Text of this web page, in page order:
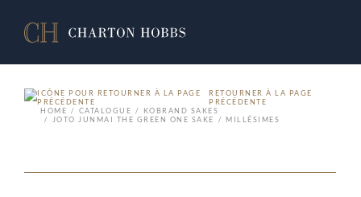
RETOURNER À LA PAGE
PRÉCÉDENTE
HOME
CATALOGUE
KOBRAND SAKES
JOTO JUNMAI THE GREEN ONE SAKE
MILLÉSIMES